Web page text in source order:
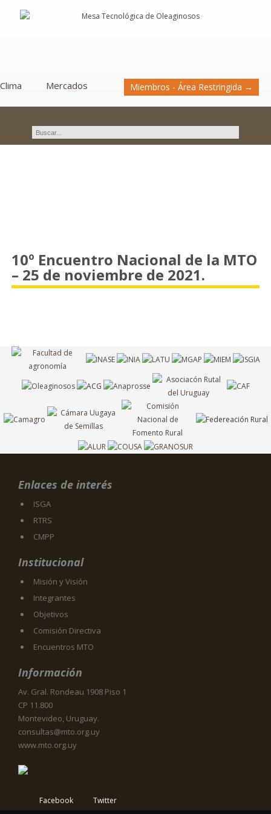
Clima Mercados Miembros - Área Restringida →
10º Encuentro Nacional de la MTO
– 25 de noviembre de 2021.
Enlaces de interés
ISGA
RTRS
CMPP
Institucional
Misión y Visión
Integrantes
Objetivos
Comisión Directiva
Encuentros MTO
Información
Av. Gral. Rondeau 1908 Piso 1
CP 11.800
Montevideo, Uruguay.
consultas@mto.org.uy
www.mto.org.uy
Facebook Twitter